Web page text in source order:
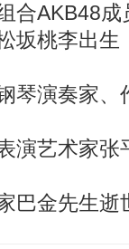
AKB48成
桃李出生
奏家、
艺术家张
金先生逝